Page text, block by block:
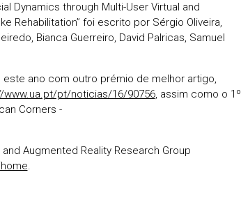
Dynamics through Multi-User Virtual and
Rehabilitation” foi escrito por Sérgio Oliveira,
Bianca Guerreiro, David Palricas, Samuel
ano com outro prémio de melhor artigo,
www.ua.pt/pt/noticias/16/90756, assim como o 1º
Corners -
Augmented Reality Research Group
.